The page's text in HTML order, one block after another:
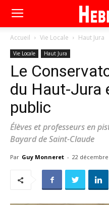
Accueil Vie Locale Haut Jura
Vie Locale Haut Jura
Le
du Haut-Jura
public
Élèves et professeurs en
Bayard de Saint-Claude
Par Guy Monneret - 22 décembre